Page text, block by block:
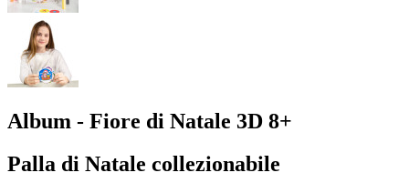
Album - Fiore di Natale 3D 8+
Palla di Natale collezionabile